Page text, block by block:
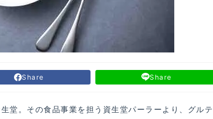
Share Share
堂。その食品事業を担う資生堂パーラーより、グルテ